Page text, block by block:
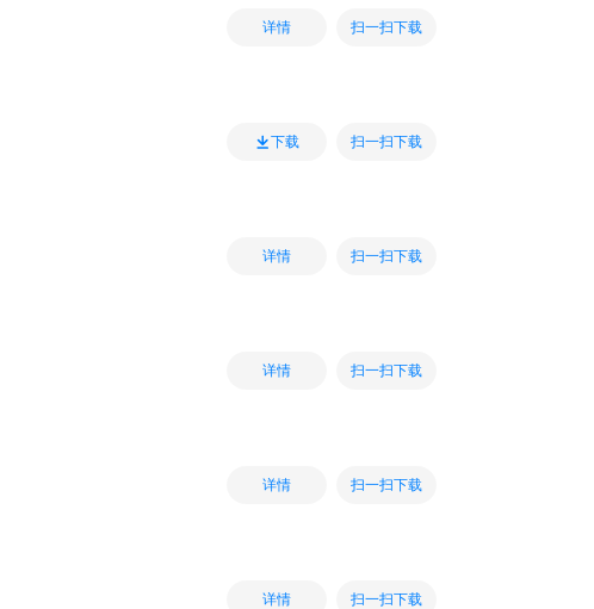
详情 扫一扫下载
下载 扫一扫下载
详情 扫一扫下载
详情 扫一扫下载
详情 扫一扫下载
详情 扫一扫下载